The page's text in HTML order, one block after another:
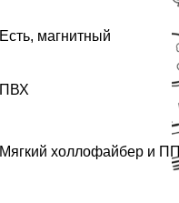
Есть, магнитный
ПВХ
Мягкий холлофайбер и